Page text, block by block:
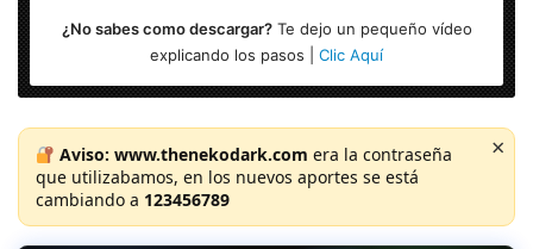
¿No sabes como descargar?Te dejo un pequeño vídeo
explicando los pasos | Clic Aquí
Aviso: www.thenekodark.com era la contraseña
que utilizabamos, en los nuevos aportes se está
cambiando a 123456789
×